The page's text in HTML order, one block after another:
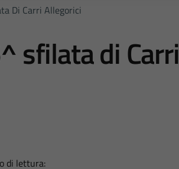
Di Carri Allegorici
sfilata di Carri
di lettura: